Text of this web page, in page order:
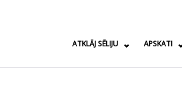
ATKLĀJ SĒLIJU APSKATI